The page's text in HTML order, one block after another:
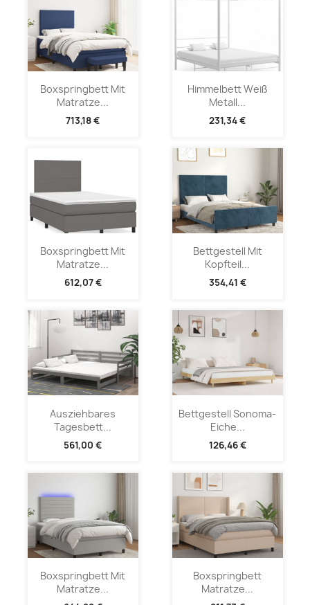
Boxspringbett Mit
Matratze...
713,18 €
Himmelbett Weiß
Metall...
231,34 €
Boxspringbett Mit
Matratze...
612,07 €
Bettgestell Mit
Kopfteil...
354,41 €
Ausziehbares
Tagesbett...
561,00 €
Bettgestell Sonoma-
Eiche...
126,46 €
Boxspringbett Mit
Matratze...
Boxspringbett
Matratze...